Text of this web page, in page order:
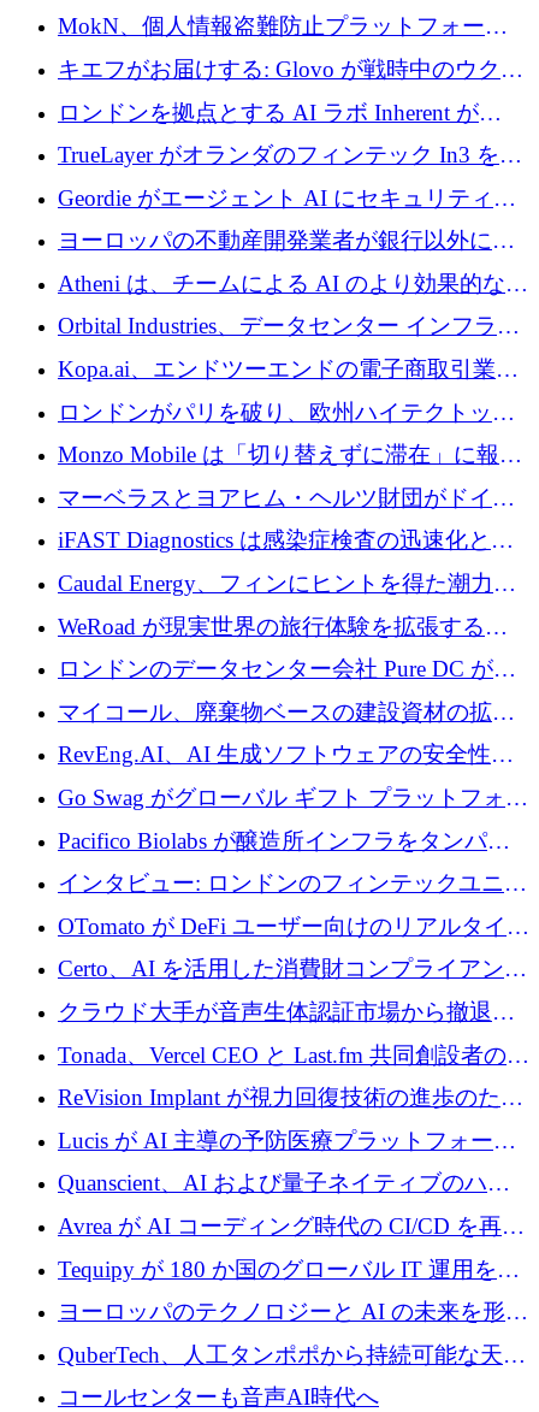
TrueLayer が In3 を買収、ロンドンが首位の座
を奪還
MokN、個人情報盗難防止プラットフォーム
の成長のためにシリーズ A で 1,500 万ドルを
調達
キエフがお届けする: Glovo が戦時中のウクラ
イナで最も急速に成長する市場の 1 つをどの
ように拡大したか
ロンドンを拠点とする AI ラボ Inherent が
5,000 万ドルの資金調達でステルスから浮上
TrueLayer がオランダのフィンテック In3 を買
収、チェックアウト時にクレジットを提供
Geordie がエージェント AI にセキュリティと
ガバナンスをもたらすために 3,000 万ドルを
ヨーロッパの不動産開発業者が銀行以外にも
目を向けているため、InRentoの資金調達額は
1億ユーロを突破
Atheni は、チームによる AI のより効果的な使
用を支援するために 35 万ポンドを確保
Orbital Industries、データセンター インフラス
トラクチャ システムの拡張に 5,000 万ドルを
確保
Kopa.ai、エンドツーエンドの電子商取引業務
用の AI エージェントを構築するために 200
万ユーロを調達
ロンドンがパリを破り、欧州ハイテクトップ
の座を奪還
Monzo Mobile は「切り替えずに滞在」に報酬
を与える
マーベラスとヨアヒム・ヘルツ財団がドイツ
の商業化ギャップを埋めるために2,000万ユー
ロのディープテック基金を立ち上げる
iFAST Diagnostics は感染症検査の迅速化と抗
菌薬耐性への取り組みに 500 万ポンドを寄付
Caudal Energy、フィンにヒントを得た潮力発
電技術の規模拡大に向けて 430 万ポンドを調
WeRoad が現実世界の旅行体験を拡張するた
めに 5,800 万ドルを獲得
ロンドンのデータセンター会社 Pure DC が欧
州と中東の拡張に 27 億ドルを確保
マイコール、廃棄物ベースの建設資材の拡大
に400万ポンドを投資
RevEng.AI、AI 生成ソフトウェアの安全性を
確保するために 1,500 万ドルを調達
Go Swag がグローバル ギフト プラットフォー
ムを拡大するために 500 万ドルを調達
Pacifico Biolabs が醸造所インフラをタンパク
質生産に転換するために 700 万ユーロを調達
インタビュー: ロンドンのフィンテックユニコ
ーン Tide の CEO、オリバー・プリル氏
OTomato が DeFi ユーザー向けのリアルタイム
インテリジェンス レイヤーを構築するために
Improbable から 200 万ドルを調達
Certo、AI を活用した消費財コンプライアンス
プラットフォームのために 400 万ドルを調達
クラウド大手が音声生体認証市場から撤退す
るなか、Voxmindが54万6,000ポンドのプレシ
ード資金を調達
Tonada、Vercel CEO と Last.fm 共同創設者の支
援を受けてステルス撤退
ReVision Implant が視力回復技術の進歩のため
に 400 万ユーロを確保
Lucis が AI 主導の予防医療プラットフォーム
を拡大するためにシリーズ A で 2,000 万ドル
を調達
Quanscient、AI および量子ネイティブのハー
ドウェア エンジニアリングを推進するために
1,000 万ユーロを調達
Avrea が AI コーディング時代の CI/CD を再発
明するために 470 万ドルをかけてステルスか
ら浮上
Tequipy が 180 か国のグローバル IT 運用を自
動化するために 300 万ユーロ以上を調達
ヨーロッパのテクノロジーと AI の未来を形作
る: イノベーション リーダーが Nexus
Luxembourg 2026 に集まる理由
QuberTech、人工タンポポから持続可能な天然
ゴムを開発するために 340 万ポンドを調達
コールセンターも音声AI時代へ